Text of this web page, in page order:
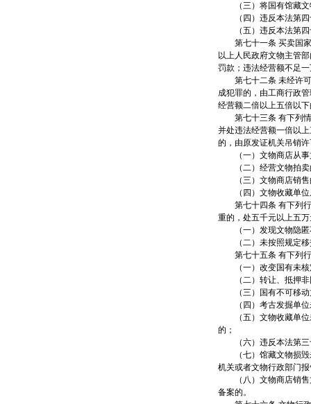
（三）将国有馆藏文
（四）违反本法第四
（五）违反本法第四
第七十一条 买卖国家
以上人民政府文物主管
罚款；违法经营额不足
第七十二条 未经许可
成犯罪的，由工商行政
经营额二倍以上五倍以
第七十三条 有下列情
并处违法经营额一倍以
的，由原发证机关吊销
（一）文物商店从事
（二）经营文物拍卖
（三）文物商店销售
（四）文物收藏单位
第七十四条 有下列行
重的，处五千元以上五
（一）发现文物隐匿
（二）未按照规定移
第七十五条 有下列行
（一）改变国有未核
（二）转让、抵押非
（三）国有不可移动
（四）考古发掘单位
（五）文物收藏单位
的；
（六）违反本法第三
（七）馆藏文物损毁
机关或者文物行政部门
（八）文物商店销售
备案的。